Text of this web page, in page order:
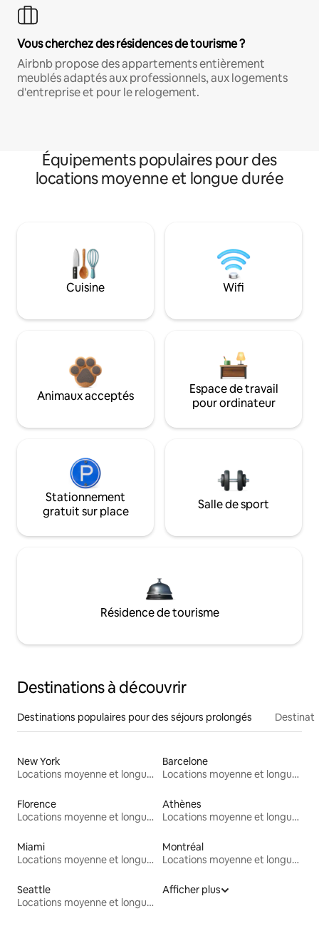
Vous cherchez des résidences de tourisme ?
Airbnb propose des appartements entièrement
meublés adaptés aux professionnels, aux logements
d'entreprise et pour le relogement.
Équipements populaires pour des
locations moyenne et longue durée
Cuisine Wifi
Animaux acceptés
Espace de travail
pour ordinateur
Stationnement
gratuit sur place
Salle de sport
Résidence de tourisme
Destinations à découvrir
Destinations populaires pour des séjours prolongés
New York
Locations moyenne et longue durée
Barcelone
Locations moyenne et longue durée
Florence
Locations moyenne et longue durée
Athènes
Locations moyenne et longue durée
Miami
Locations moyenne et longue durée
Montréal
Locations moyenne et longue durée
Seattle
Locations moyenne et longue durée
Afficher plus